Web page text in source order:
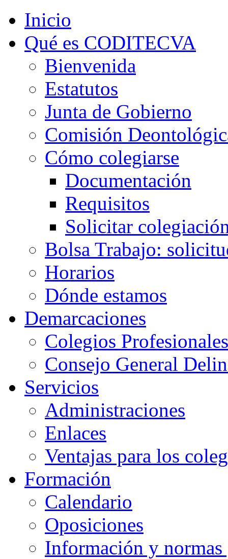
Inicio
Qué es CODITECVA
Bienvenida
Estatutos
Junta de Gobierno
Comisión
Cómo colegiarse
Documentación
Requisitos
Solicitar
Bolsa Trabajo:
Horarios
Dónde estamos
Demarcaciones
Colegios Profesionales
Consejo General
Servicios
Administraciones
Enlaces
Ventajas para los
Formación
Calendario
Oposiciones
Información y normas